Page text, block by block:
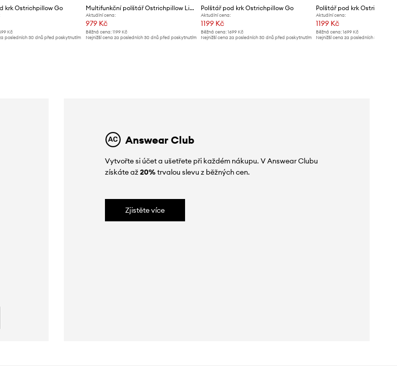
krk Ostrichpillow Go
Kč
posledních 30 dnů před poskytnutím
Multifunkční polštář Ostrichpillow Light
Aktuální cena:
979 Kč
Běžná cena: 1199 Kč
Nejnižší cena za posledních 30 dnů před poskytnutím
Polštář pod krk Ostrichpillow Go
Aktuální cena:
1199 Kč
Běžná cena:1699 Kč
Nejnižší cena za posledních 30 dnů před poskytnutím
Polštář pod krk
Aktuální cena:
1199 Kč
Běžná cena: 1699 Kč
Nejnižší cena za posledních 30 dnů
Answear Club
Vytvořte si účet a ušetřete při každém nákupu. V Answear Clubu
získáte až20%trvalou slevu z běžných cen.
Zjistěte více